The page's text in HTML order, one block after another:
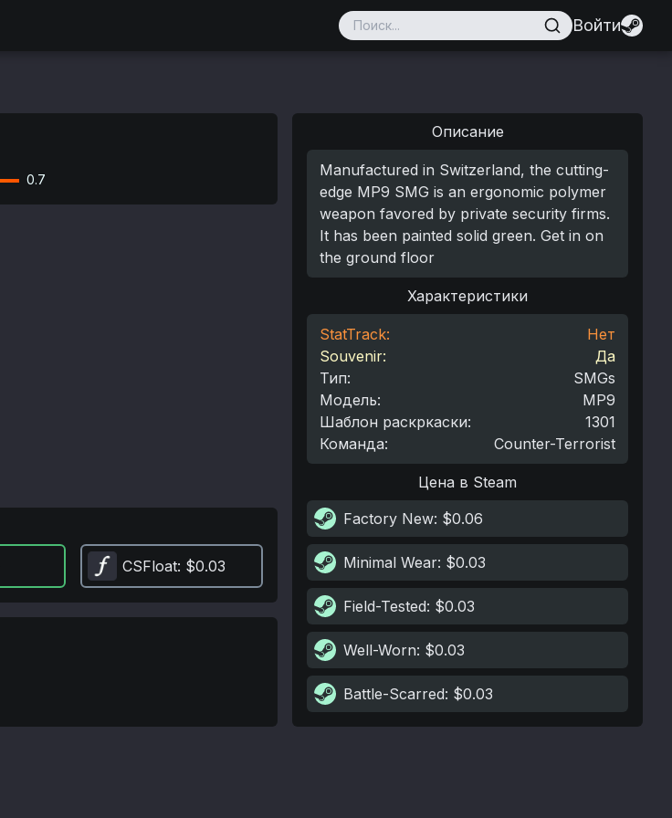
Войти
0.7
CSFloat: $0.03
Описание
Manufactured in Switzerland, the cutting-
edge MP9 SMG is an ergonomic polymer
weapon favored by private security firms.
It has been painted solid green. Get in on
the ground floor
Характеристики
StatTrack:
Нет
Souvenir:
Да
Тип:
SMGs
Модель:
MP9
Шаблон раскркаски:
1301
Команда: Counter-Terrorist
Цена в Steam
Factory New: $0.06
Minimal Wear: $0.03
Field-Tested: $0.03
Well-Worn: $0.03
Battle-Scarred: $0.03